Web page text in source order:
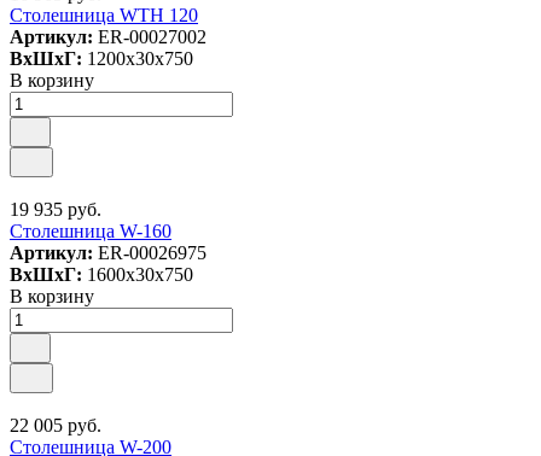
Столешница WTH 120
Артикул: ER-00027002
ВxШxГ: 1200x30x750
В корзину
19 935 руб.
Столешница W-160
Артикул: ER-00026975
ВxШxГ: 1600x30x750
В корзину
22 005 руб.
Столешница W-200